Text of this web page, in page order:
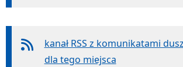
kanał RSS z komunikatami
dla tego miejsca